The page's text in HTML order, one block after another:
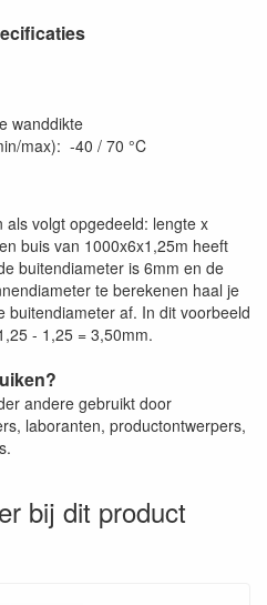
wanddikte
max): -40 / 70 °C
als volgt opgedeeld: lengte x
buis van 1000x6x1,25m heeft
buitendiameter is 6mm en de
te berekenen haal je
buitendiameter af. In dit voorbeeld
- 1,25 = 3,50mm.
andere gebruikt door
laboranten, productontwerpers,
bij dit product